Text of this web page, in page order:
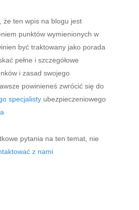
że ten wpis na blogu jest
punktów wymienionych w
być traktowany jako porada
pełne i szczegółowe
i zasad swojego
powinieneś zwrócić się do
specjalisty ubezpieczeniowego
pytania na ten temat, nie
z nami